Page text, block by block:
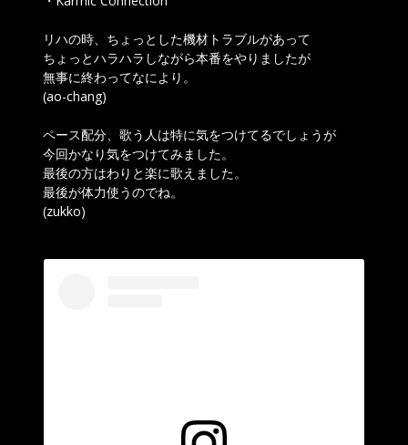
リハの時、ちょっとした機材トラブルがあって
ちょっとハラハラしながら本番をやりましたが
無事に終わってなにより。
(ao-chang)
ペース配分、歌う人は特に気をつけてるでしょうが
今回かなり気をつけてみました。
最後の方はわりと楽に歌えました。
最後が体力使うのでね。
(zukko)